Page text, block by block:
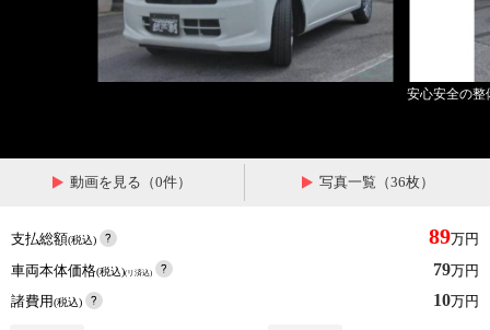
安心安全の整
動画を見る（0件） 写真一覧（36枚）
支払総額(税込) 89万円
車両本体価格(税込)(リ済込) 79万円
諸費用(税込) 10万円